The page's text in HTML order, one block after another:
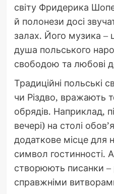
світу Фридерика
й полонези досі
залах. Його музика –
душа польського
свободою та любові
Традиційні польські
чи Різдво, вражають
обрядів. Наприклад,
вечері) на столі
додаткове місце для
символ гостинності.
створюють писанки –
справжніми